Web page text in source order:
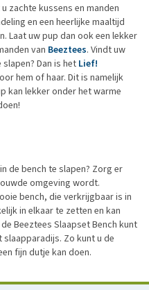
zachte kussens en manden
en een heerlijke maaltijd
Laat uw pup dan ook een lekker
van Beeztees. Vindt uw
Dan is het Lief!
hem of haar. Dit is namelijk
kan lekker onder het warme
de bench te slapen? Zorg er
omgeving wordt.
bench, die verkrijgbaar is in
in elkaar te zetten en kan
Beeztees Slaapset Bench kunt
Zo kunt u de
fijn dutje kan doen.